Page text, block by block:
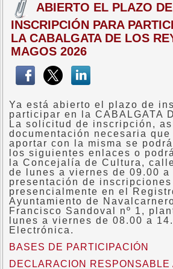
ABIERTO EL PLAZO DE
INSCRIPCIÓN PARA
LA CABALGATA DE LOS
MAGOS 2026
Ya está abierto el plazo de
participar en la CABALGATA
La solicitud de inscripción,
documentación necesaria que
aportar con la misma se
los siguientes enlaces o
la Concejalía de Cultura,
de lunes a viernes de 09.00 a
presentación de
presencialmente en el
Ayuntamiento de
Francisco Sandoval nº 1,
lunes a viernes de 08.00 a
Electrónica.
BASES DE PARTICIPACIÓN
DECLARACION RESPONSABLE